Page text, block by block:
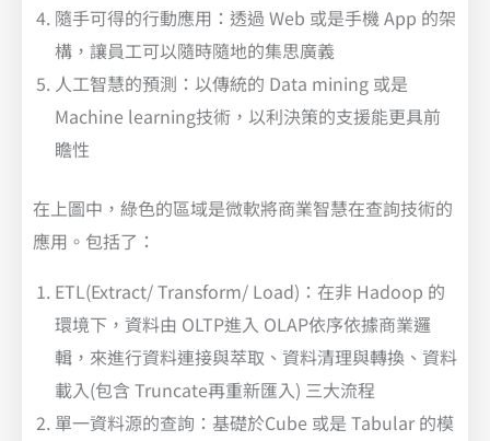
隨手可得的行動應用：透過 Web 或是手機 App 的架
構，讓員工可以隨時隨地的集思廣義
人工智慧的預測：以傳統的 Data mining 或是
Machine learning技術，以利決策的支援能更具前
瞻性
在上圖中，綠色的區域是微軟將商業智慧在查詢技術的
應用。包括了：
ETL(Extract/ Transform/ Load)：在非 Hadoop 的
環境下，資料由 OLTP進入 OLAP依序依據商業邏
輯，來進行資料連接與萃取、資料清理與轉換、資料
載入(包含 Truncate再重新匯入) 三大流程
單一資料源的查詢：基礎於Cube 或是 Tabular 的模